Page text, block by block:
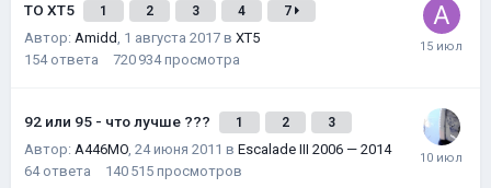
ТО XT5 1 2 3 4 7
Автор: Amidd, 1 августа 2017 в XT5
154 ответа 720 934 просмотра
92 или 95 - что лучше ??? 1 2 3
Автор: A446MO, 24 июня 2011 в Escalade III 2006 — 2014
64 ответа 140 515 просмотров